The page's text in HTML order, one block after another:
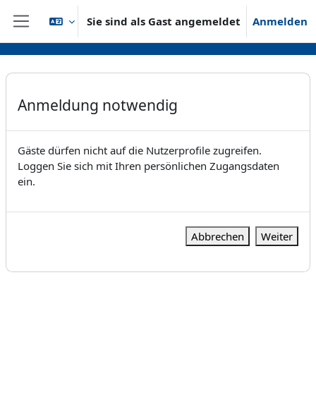
Zum Hauptinhalt
Website-Übersicht
Sie sind als Gast angemeldet Anmelden
Anmeldung notwendig
Gäste dürfen nicht auf die Nutzerprofile zugreifen.
Loggen Sie sich mit Ihren persönlichen Zugangsdaten
ein.
Abbrechen Weiter